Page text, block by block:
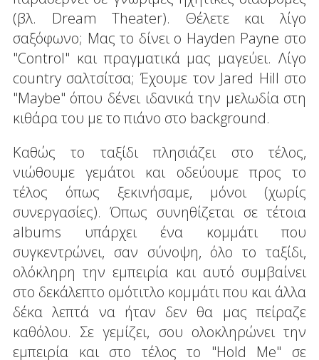
(βλ. Dream Theater). Θέλετε και λίγο
σαξόφωνο; Μας το δίνει ο Hayden Payne στο
"Control" και πραγματικά μας μαγεύει. Λίγο
country σαλτσίτσα; Έχουμε τον Jared Hill στο
"Maybe" όπου δένει ιδανικά την μελωδία στη
κιθάρα του με το πιάνο στο background.
Καθώς το ταξίδι πλησιάζει στο τέλος,
νιώθουμε γεμάτοι και οδεύουμε προς το
τέλος όπως ξεκινήσαμε, μόνοι (χωρίς
συνεργασίες). Όπως συνηθίζεται σε τέτοια
albums υπάρχει ένα κομμάτι που
συγκεντρώνει, σαν σύνοψη, όλο το ταξίδι,
ολόκληρη την εμπειρία και αυτό συμβαίνει
στο δεκάλεπτο ομότιτλο κομμάτι που και άλλα
δέκα λεπτά να ήταν δεν θα μας πείραζε
καθόλου. Σε γεμίζει, σου ολοκληρώνει την
εμπειρία και στο τέλος το "Hold Me" σε